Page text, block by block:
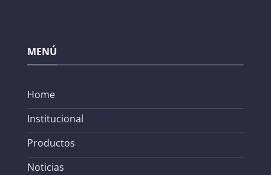
MENÚ
Home
Institucional
Productos
Noticias